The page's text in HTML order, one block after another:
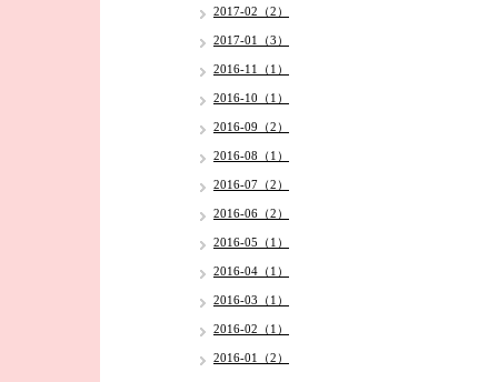
2017-02（2）
2017-01（3）
2016-11（1）
2016-10（1）
2016-09（2）
2016-08（1）
2016-07（2）
2016-06（2）
2016-05（1）
2016-04（1）
2016-03（1）
2016-02（1）
2016-01（2）